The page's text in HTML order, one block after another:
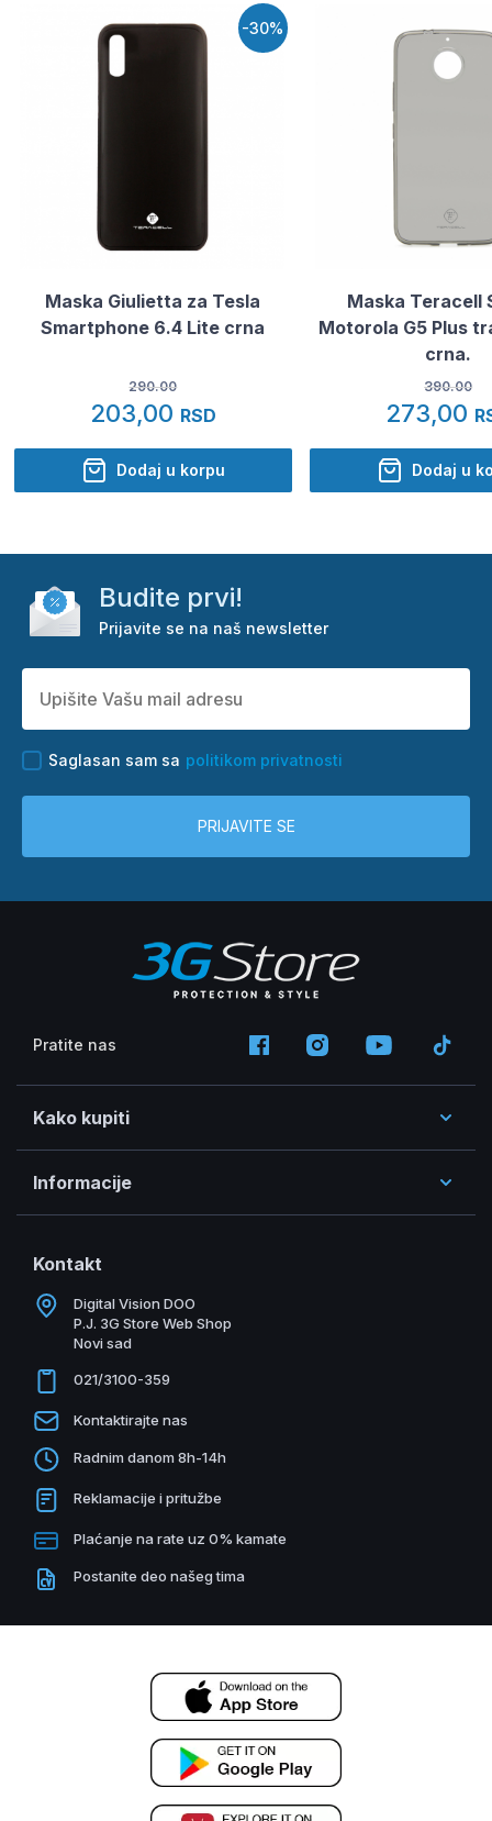
-30%
Maska Giulietta za Tesla
Smartphone 6.4 Lite crna
290.00
203,00 RSD
Dodaj u korpu
Maska Teracell
Motorola G5 Plus
crna.
390.00
273,00
Dodaj u
Budite prvi!
Prijavite se na naš newsletter
Saglasan sam sa politikom privatnosti
PRIJAVITE SE
Pratite nas
Kako kupiti
Informacije
Kontakt
Digital Vision DOO
P.J. 3G Store Web Shop
Novi sad
021/3100-359
Kontaktirajte nas
Radnim danom 8h-14h
Reklamacije i pritužbe
Plaćanje na rate uz 0% kamate
Postanite deo našeg tima